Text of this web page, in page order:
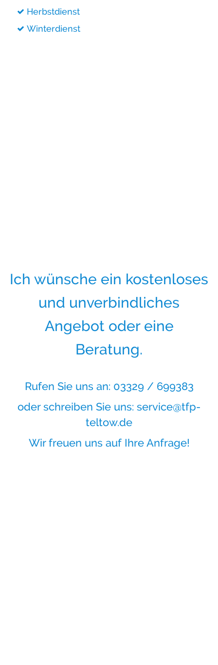
Herbstdienst
Winterdienst
Ich wünsche ein kostenloses
und unverbindliches
Angebot oder eine
Beratung.
Rufen Sie uns an: 03329 / 699383
oder schreiben Sie uns: service@tfp-
teltow.de
Wir freuen uns auf Ihre Anfrage!